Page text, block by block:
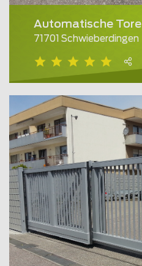
Automatische Tore
71701 Schwieberdingen